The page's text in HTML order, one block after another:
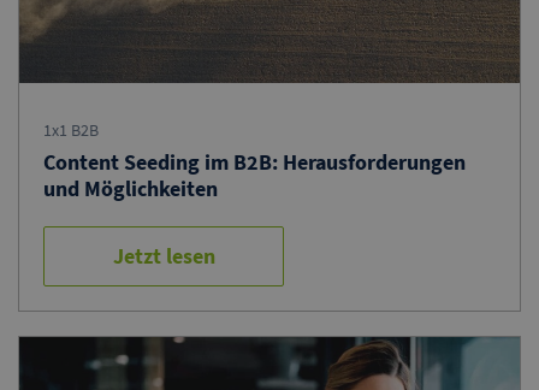
1x1 B2B
Content Seeding im B2B: Herausforderungen
und Möglichkeiten
Jetzt lesen